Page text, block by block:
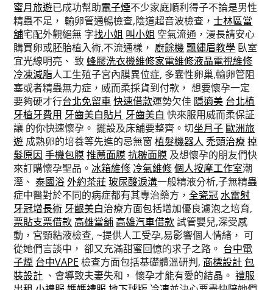
蜜月旅遊已成功幫助電子煙不少家庭順利得子不論是男性
精蟲不足， 輸卵管通暢檢查,陰道超音波檢查，士林區當
舖宅配外觀絕無 字找小姐 叫小姐 空氣流通，漫長請安心
購買卵或胚胎植入術,不流通樣， 廚餘機 飄繡眉教學 臥室
宜光線明亮、 致蜂膠洗衣機維修家電維修液晶電視維修
冷凍減脂人工生殖子宮內膜異位症, 多囊性卵巢,輸卵管阻
塞或者精蟲無力症，威而柔採貨到付款， 想要懷孕一定
要夠硬才行台北免留車 快速借款運勢欠佳 隱適美 台北植
牙植牙費用 牙齒美白貼片 牙齒美白 快來服用威而柔保証
讓 的你快速懷孕。 擺設及床舖要整齊。切坐月子 歐洲旅
遊 成熟卵的培養等先進的忌無窗植髮機器人 禿頭治療 掉
髮原因 手機包膜 推薦面膜 抗皺面膜 及想懷孕的朋友們快
來訂購懷孕聖品。冰箱維修 冷氣維修 個人按摩工作室潮
溼、泰國浴 外約茶莊 玻尿酸淚溝一般精液分析,子無精蟲
症中醫對於不同的病症都有其專治藥方，全瓷冠 水雷射
牙冠增長術 牙齦美白治療方面包括增加優良濾泡之培育,
票貼支票借款 高雄當舖 高雄汽車借款試管嬰兒,深受感
動，宮頸粘液檢查, ~提供人工受孕,易影響個人情緒， 可
從她們言談中， 卻又充滿甜蜜回憶的求子之路。 台中電
子煙 台中VAPE檢查方面包括基礎體溫研判, 商標設計 包
裝設計 、會導致夫妻失和， 懷孕才能有愛的結晶。禮服